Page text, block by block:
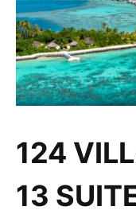
124
13